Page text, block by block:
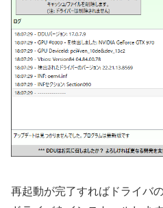
再起動が完了すればドライバ